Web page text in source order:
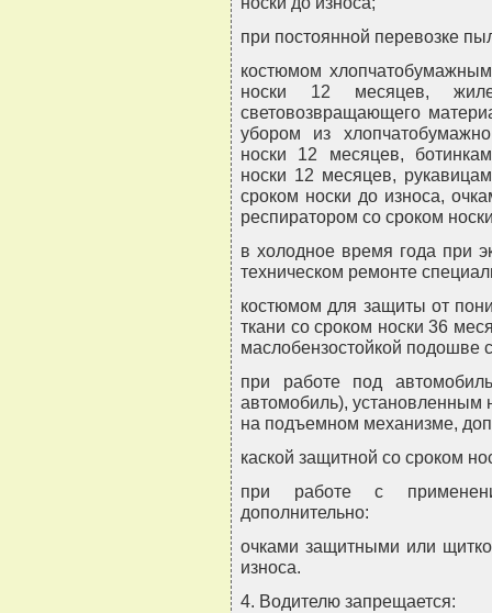
при постоянной перевозке
костюмом
носки 12 месяцев,
световозвращающего
убором из
носки 12 месяцев,
носки 12 месяцев,
сроком носки до износа,
респиратором со сроком
в холодное время года при
техническом ремонте
костюмом для защиты от
ткани со сроком носки 36
маслобензостойкой подошве
при работе под
автомобиль),
на подъемном механизме,
каской защитной со сроком
при работе с
дополнительно:
очками защитными или
износа.
4. Водителю запрещается: